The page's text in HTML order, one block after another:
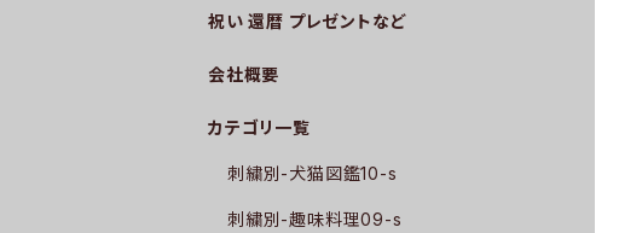
祝い 還暦 プレゼントなど
会社概要
カテゴリ一覧
刺繍別-犬猫図鑑10-s
刺繍別-趣味料理09-s